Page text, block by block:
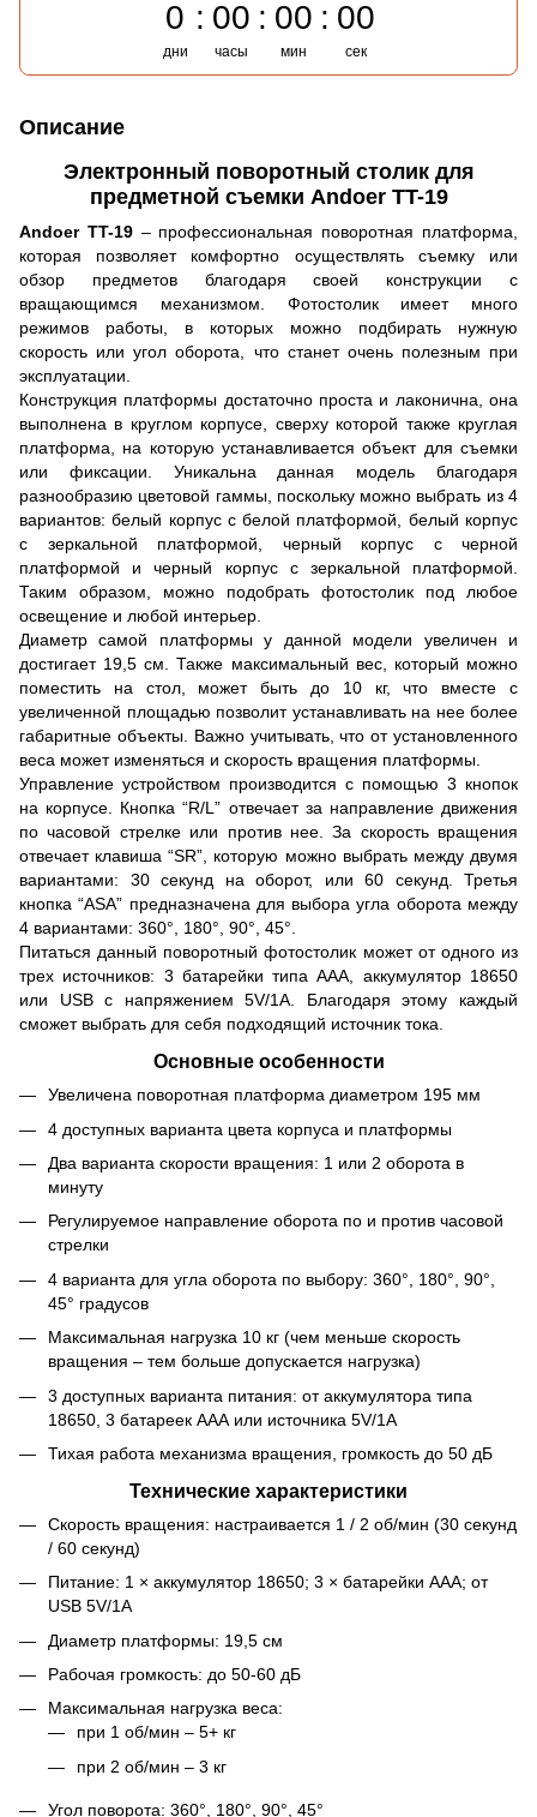
0
дни
00
часы
00
мин
00
сек
Описание
Электронный поворотный столик для
предметной съемки Andoer TT-19
Andoer TT-19– профессиональная поворотная платформа,
которая позволяет комфортно осуществлять съемку или
обзор предметов благодаря своей конструкции с
вращающимся механизмом. Фотостолик имеет много
режимов работы, в которых можно подбирать нужную
скорость или угол оборота, что станет очень полезным при
эксплуатации.
Конструкция платформы достаточно проста и лаконична, она
выполнена в круглом корпусе, сверху которой также круглая
платформа, на которую устанавливается объект для съемки
или фиксации. Уникальна данная модель благодаря
разнообразию цветовой гаммы, поскольку можно выбрать из 4
вариантов: белый корпус с белой платформой, белый корпус
с зеркальной платформой, черный корпус с черной
платформой и черный корпус с зеркальной платформой.
Таким образом, можно подобрать фотостолик под любое
освещение и любой интерьер.
Диаметр самой платформы у данной модели увеличен и
достигает 19,5 см. Также максимальный вес, который можно
поместить на стол, может быть до 10 кг, что вместе с
увеличенной площадью позволит устанавливать на нее более
габаритные объекты. Важно учитывать, что от установленного
веса может изменяться и скорость вращения платформы.
Управление устройством производится с помощью 3 кнопок
на корпусе. Кнопка “R/L” отвечает за направление движения
по часовой стрелке или против нее. За скорость вращения
отвечает клавиша “SR”, которую можно выбрать между двумя
вариантами: 30 секунд на оборот, или 60 секунд. Третья
кнопка “ASA” предназначена для выбора угла оборота между
4 вариантами: 360°, 180°, 90°, 45°.
Питаться данный поворотный фотостолик может от одного из
трех источников: 3 батарейки типа ААА, аккумулятор 18650
или USB с напряжением 5V/1A. Благодаря этому каждый
сможет выбрать для себя подходящий источник тока.
Основные особенности
Увеличена поворотная платформа диаметром 195 мм
4 доступных варианта цвета корпуса и платформы
Два варианта скорости вращения: 1 или 2 оборота в
минуту
Регулируемое направление оборота по и против часовой
стрелки
4 варианта для угла оборота по выбору: 360°, 180°, 90°,
45° градусов
Максимальная нагрузка 10 кг (чем меньше скорость
вращения – тем больше допускается нагрузка)
3 доступных варианта питания: от аккумулятора типа
18650, 3 батареек ААА или источника 5V/1A
Тихая работа механизма вращения, громкость до 50 дБ
Технические характеристики
Скорость вращения: настраивается 1 / 2 об/мин (30 секунд
/ 60 секунд)
Питание: 1 × аккумулятор 18650; 3 × батарейки ААА; от
USB 5V/1A
Диаметр платформы: 19,5 см
Рабочая громкость: до 50-60 дБ
Максимальная нагрузка веса:
при 1 об/мин – 5+ кг
при 2 об/мин – 3 кг
Угол поворота: 360°, 180°, 90°, 45°